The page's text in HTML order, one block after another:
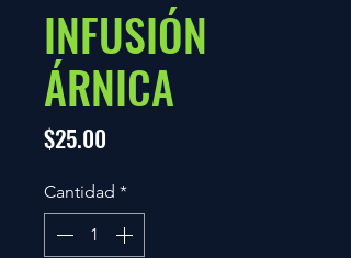
INFUSIÓN
ÁRNICA
$25.00
Cantidad *